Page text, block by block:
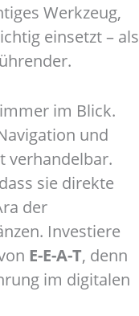
Werkzeug,
einsetzt – als
immer im Blick.
und
verhandelbar.
sie direkte
der
Investiere
E-E-A-T, denn
im digitalen